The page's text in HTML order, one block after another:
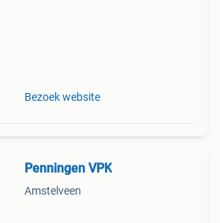
Bezoek website
Penningen VPK
Amstelveen